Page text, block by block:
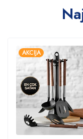
AKCIJA